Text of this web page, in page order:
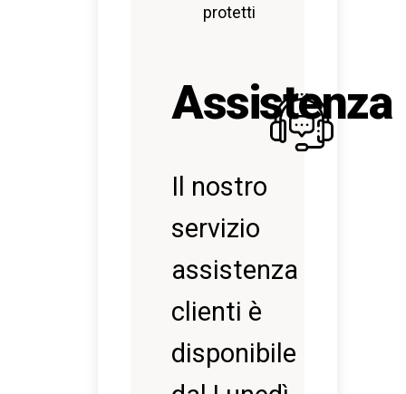
protetti
Assistenza
Il nostro
servizio
assistenza
clienti è
disponibile